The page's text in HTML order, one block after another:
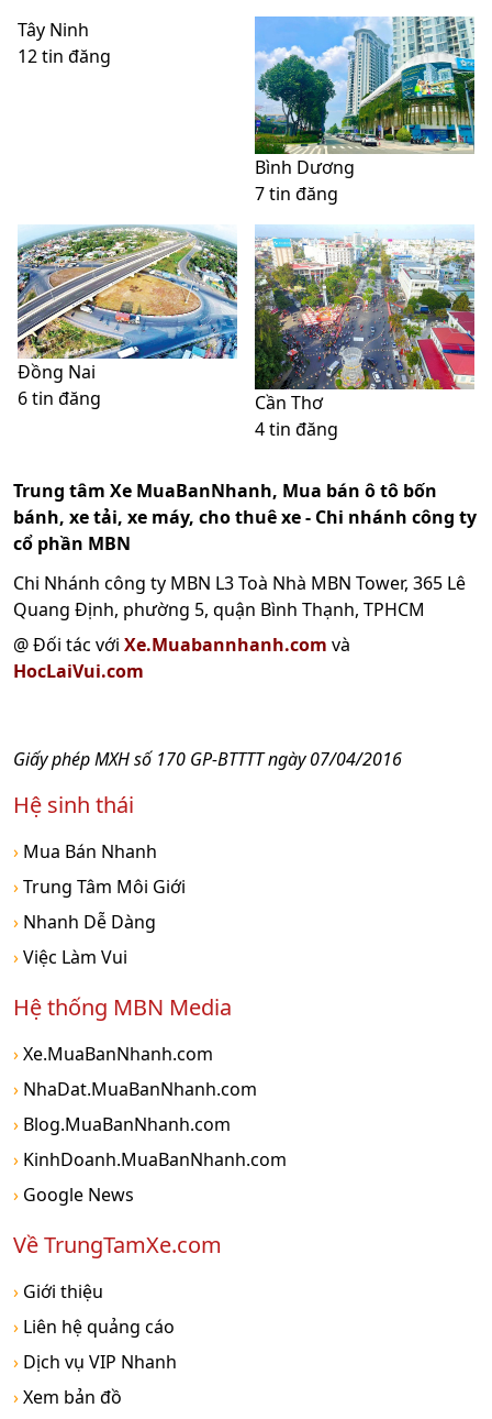
Tây Ninh
12 tin đăng
Bình Dương
7 tin đăng
Đồng Nai
6 tin đăng
Cần Thơ
4 tin đăng
Trung tâm Xe MuaBanNhanh, Mua bán ô tô bốn
bánh, xe tải, xe máy, cho thuê xe - Chi nhánh công ty
cổ phần MBN
Chi Nhánh công ty MBN L3 Toà Nhà MBN Tower, 365 Lê
Quang Định, phường 5, quận Bình Thạnh, TPHCM
@ Đối tác với Xe.Muabannhanh.com và
HocLaiVui.com
Giấy phép MXH số 170 GP-BTTTT ngày 07/04/2016
Hệ sinh thái
› Mua Bán Nhanh
›Trung Tâm Môi Giới
› Nhanh Dễ Dàng
›Việc Làm Vui
Hệ thống MBN Media
›Xe.MuaBanNhanh.com
› NhaDat.MuaBanNhanh.com
› Blog.MuaBanNhanh.com
› KinhDoanh.MuaBanNhanh.com
› Google News
Về TrungTamXe.com
› Giới thiệu
› Liên hệ quảng cáo
› Dịch vụ VIP Nhanh
›Xem bản đồ